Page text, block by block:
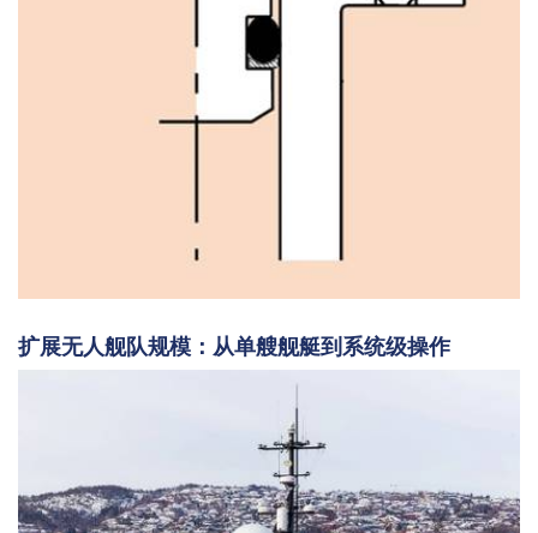
扩展无人舰队规模：从单艘舰艇到系统级操作